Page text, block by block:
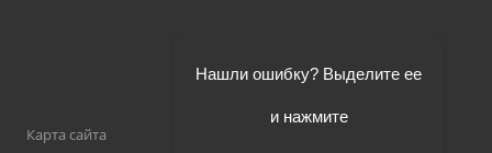
Карта сайта
Нашли ошибку? Выделите ее
и нажмите